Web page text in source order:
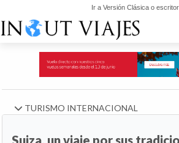
Ir a Versión Clásica o
TURISMO INTERNACIONAL
Suiza, un viaje por sus